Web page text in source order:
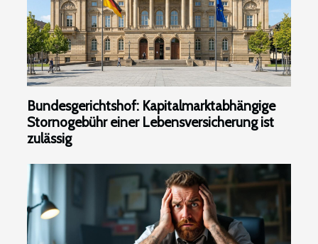
Bundesgerichtshof: Kapitalmarktabhängige
Stornogebühr einer Lebensversicherung ist
zulässig